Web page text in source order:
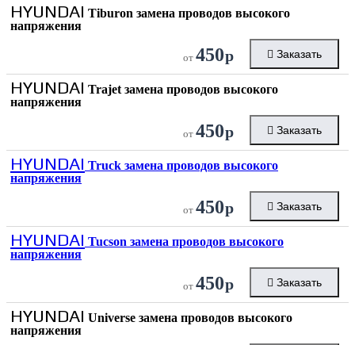
HYUNDAI Tiburon замена проводов высокого
напряжения
от 450р Заказать
HYUNDAI Trajet замена проводов высокого
напряжения
от 450р Заказать
HYUNDAI Truck замена проводов высокого
напряжения
от 450р Заказать
HYUNDAI Tucson замена проводов высокого
напряжения
от 450р Заказать
HYUNDAI Universe замена проводов высокого
напряжения